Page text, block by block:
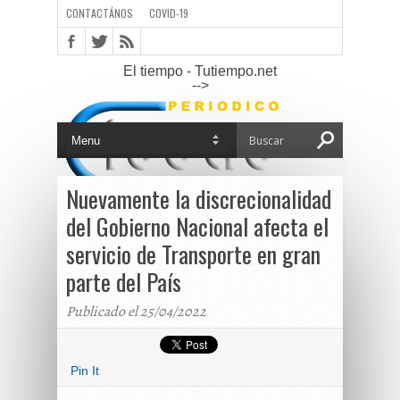
CONTACTÁNOS COVID-19
El tiempo - Tutiempo.net
-->
Nuevamente la discrecionalidad
del Gobierno Nacional afecta el
servicio de Transporte en gran
parte del País
Publicado el 25/04/2022
Pin It